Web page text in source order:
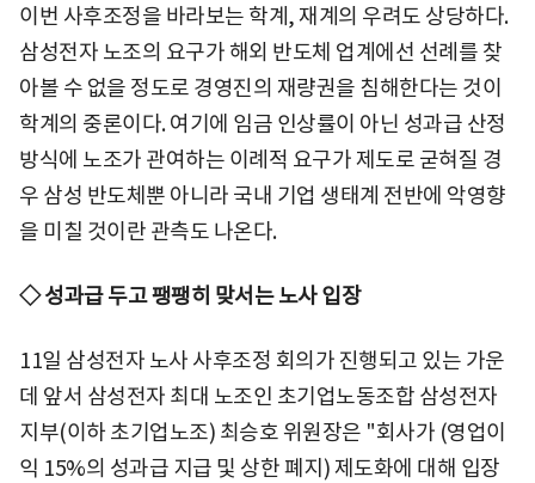
이번 사후조정을 바라보는 학계, 재계의 우려도 상당하다.
삼성전자 노조의 요구가 해외 반도체 업계에선 선례를 찾
아볼 수 없을 정도로 경영진의 재량권을 침해한다는 것이
학계의 중론이다. 여기에 임금 인상률이 아닌 성과급 산정
방식에 노조가 관여하는 이례적 요구가 제도로 굳혀질 경
우 삼성 반도체뿐 아니라 국내 기업 생태계 전반에 악영향
을 미칠 것이란 관측도 나온다.
◇ 성과급 두고 팽팽히 맞서는 노사 입장
11일 삼성전자 노사 사후조정 회의가 진행되고 있는 가운
데 앞서 삼성전자 최대 노조인 초기업노동조합 삼성전자
지부(이하 초기업노조) 최승호 위원장은 "회사가 (영업이
익 15%의 성과급 지급 및 상한 폐지) 제도화에 대해 입장